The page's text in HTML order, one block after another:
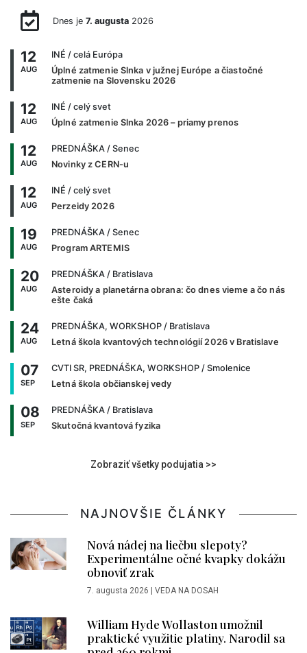
Dnes je 7. augusta2026
12
AUG
INÉ / celá Európa
Úplné zatmenie Slnka v južnej Európe a čiastočné
zatmenie na Slovensku 2026
12
AUG
INÉ / celý svet
Úplné zatmenie Slnka 2026 – priamy prenos
12
AUG
PREDNÁŠKA / Senec
Novinky z CERN-u
12
AUG
INÉ / celý svet
Perzeidy 2026
19
AUG
PREDNÁŠKA / Senec
Program ARTEMIS
20
AUG
PREDNÁŠKA / Bratislava
Asteroidy a planetárna obrana: čo dnes vieme a čo nás
ešte čaká
24
AUG
PREDNÁŠKA, WORKSHOP / Bratislava
Letná škola kvantových technológií 2026 v Bratislave
07
SEP
CVTI SR, PREDNÁŠKA, WORKSHOP / Smolenice
Letná škola občianskej vedy
08
SEP
PREDNÁŠKA / Bratislava
Skutočná kvantová fyzika
Zobraziť všetky podujatia >>
NAJNOVŠIE ČLÁNKY
Nová nádej na liečbu slepoty?
Experimentálne očné kvapky dokážu
obnoviť zrak
7. augusta 2026 VEDA NA DOSAH
William Hyde Wollaston umožnil
praktické využitie platiny. Narodil sa